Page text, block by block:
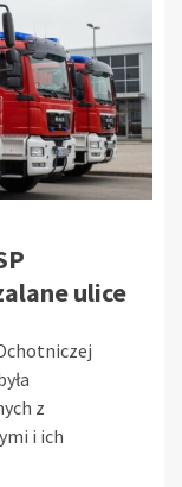
ulice
z
i ich